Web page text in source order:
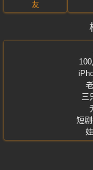
友
三
短剧